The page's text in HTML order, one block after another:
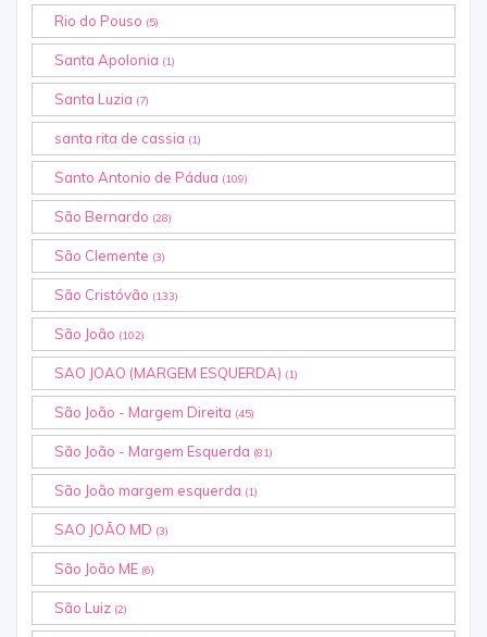
Rio do Pouso (5)
Santa Apolonia (1)
Santa Luzia (7)
santa rita de cassia (1)
Santo Antonio de Pádua (109)
São Bernardo (28)
São Clemente (3)
São Cristóvão (133)
São João (102)
SAO JOAO (MARGEM ESQUERDA) (1)
São João - Margem Direita (45)
São João - Margem Esquerda (81)
São João margem esquerda (1)
SAO JOÃO MD (3)
São João ME (6)
São Luiz (2)